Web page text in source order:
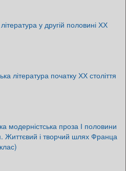
у другій половині ХХ
література початку ХХ століття
модерністська проза І половини
Життєвий і творчий шлях Франца